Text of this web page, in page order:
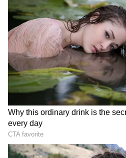
Image Credit :Getty
1. పవర్‌ప్లేలోనే కుప్పకూలిన
భారీ లక్ష్య చేధనలో
అవసరం. కానీ భారత బ్యాటర్లు
కేవలం 19 బంతుల వ్యవధిలోనే
వికెట్లను కోల్పోయింది. టీ20
శర్మ (10), వైభవ్ సూర్యవంశీ